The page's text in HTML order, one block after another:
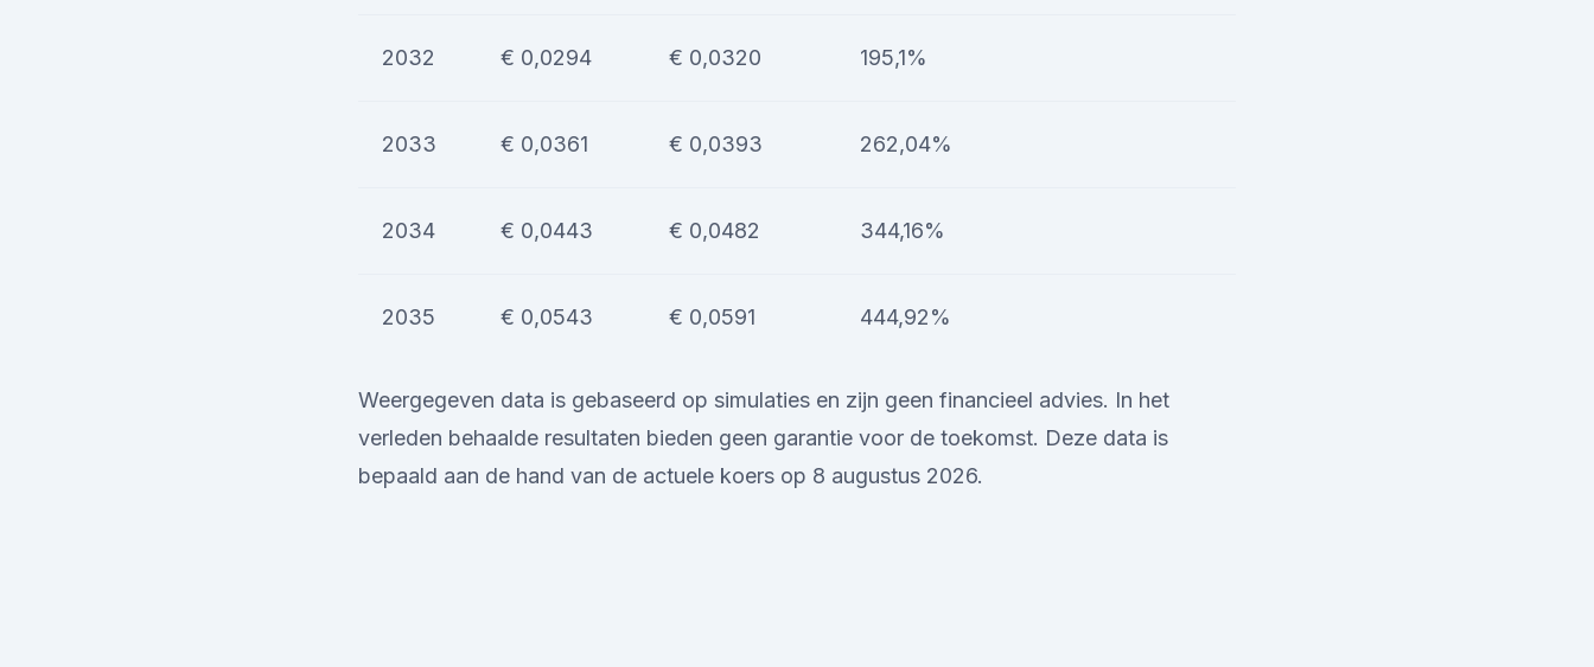
2032 € 0,0294 € 0,0320 195,1%
2033 € 0,0361 € 0,0393 262,04%
2034 € 0,0443 € 0,0482 344,16%
2035 € 0,0543 € 0,0591 444,92%
Weergegeven data is gebaseerd op simulaties en zijn geen financieel advies. In het
verleden behaalde resultaten bieden geen garantie voor de toekomst. Deze data is
bepaald aan de hand van de actuele koers op 8 augustus 2026.